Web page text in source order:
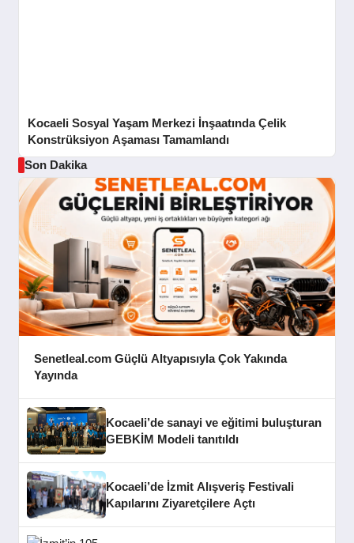
Kocaeli Sosyal Yaşam Merkezi İnşaatında Çelik
Konstrüksiyon Aşaması Tamamlandı
Son Dakika
Senetleal.com Güçlü Altyapısıyla Çok Yakında
Yayında
Kocaeli’de sanayi ve eğitimi buluşturan
GEBKİM Modeli tanıtıldı
Kocaeli’de İzmit Alışveriş Festivali
Kapılarını Ziyaretçilere Açtı